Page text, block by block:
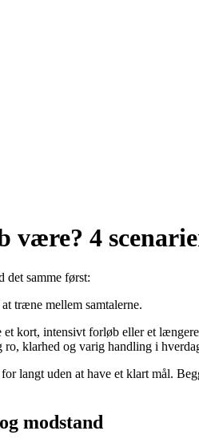
4
det samme først:
træne mellem samtalerne.
kort, intensivt forløb eller et
klarhed og varig handling i
langt uden at have et klart mål.
modstand